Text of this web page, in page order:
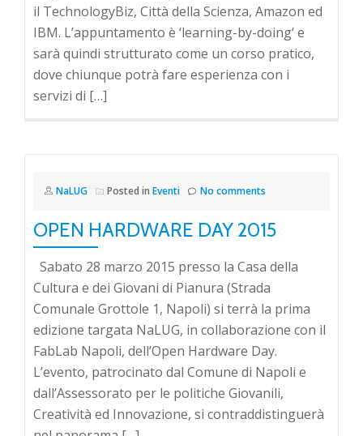
il TechnologyBiz, Città della Scienza, Amazon ed
IBM. L’appuntamento è ‘learning-by-doing‘ e
sarà quindi strutturato come un corso pratico,
dove chiunque potrà fare esperienza con i
servizi di […]
NaLUG Posted in Eventi No comments
OPEN HARDWARE DAY 2015
Sabato 28 marzo 2015 presso la Casa della
Cultura e dei Giovani di Pianura (Strada
Comunale Grottole 1, Napoli) si terrà la prima
edizione targata NaLUG, in collaborazione con il
FabLab Napoli, dell’Open Hardware Day.
L’evento, patrocinato dal Comune di Napoli e
dall’Assessorato per le politiche Giovanili,
Creatività ed Innovazione, si contraddistinguerà